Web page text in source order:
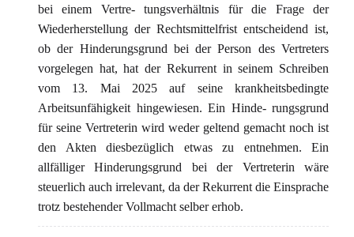
bei einem Vertre- tungsverhältnis für die Frage der
Wiederherstellung der Rechtsmittelfrist entscheidend ist,
ob der Hinderungsgrund bei der Person des Vertreters
vorgelegen hat, hat der Rekurrent in seinem Schreiben
vom 13. Mai 2025 auf seine krankheitsbedingte
Arbeitsunfähigkeit hingewiesen. Ein Hinde- rungsgrund
für seine Vertreterin wird weder geltend gemacht noch ist
den Akten diesbezüglich etwas zu entnehmen. Ein
allfälliger Hinderungsgrund bei der Vertreterin wäre
steuerlich auch irrelevant, da der Rekurrent die Einsprache
trotz bestehender Vollmacht selber erhob.